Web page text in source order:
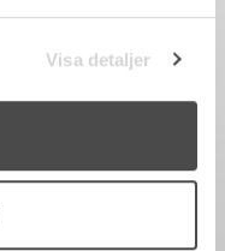
Visa detaljer